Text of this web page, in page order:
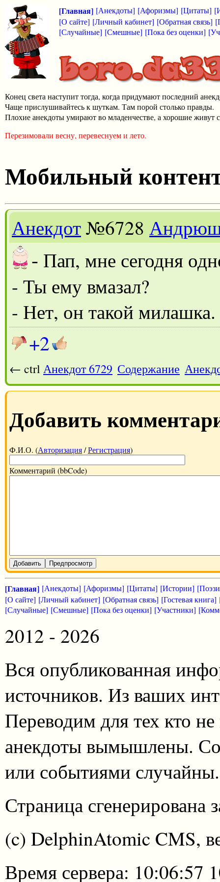
[Главная] [Анекдоты] [Афоризмы] [Цитаты]
[О сайте] [Личный кабинет] [Обратная связь]
[Случайные] [Смешные] [Пока без оценки]
Конец света наступит тогда, когда придумают последний
Чаще прислушивайтесь к шуткам. Там порой столько правды.
Плохие анекдоты умирают во младенчестве, а хорошие живут
Перезимовали весну, перевеснуем и лето.
Мобильный
Анекдот№6728
- Пап, мне сегодня
- Ты ему вмазал?
- Нет, он такой милашка.
+2
← ctrl Анекдот 6729 Содержание
Добавить
Ф.И.О. (Авторизация/Регистрация)
Комментарий (bbCode)
Добавить Предпросмотр
[Главная] [Анекдоты] [Афоризмы] [Цитаты] [Истории]
[О сайте] [Личный кабинет] [Обратная связь] [Гостевая книга]
[Случайные] [Смешные] [Пока без оценки] [Участники]
2012 - 2026
Вся опубликованная
источников. Из ваших
Переводим для тех кто
анекдоты вымышлены.
или событиями случайны.
Страница сгенерирована
(c) DelphinAtomic CMS,
Время сервера: 10:06:57